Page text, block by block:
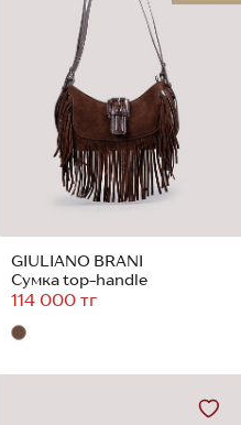
GIULIANO BRANI
Сумка top-handle
114 000 тг